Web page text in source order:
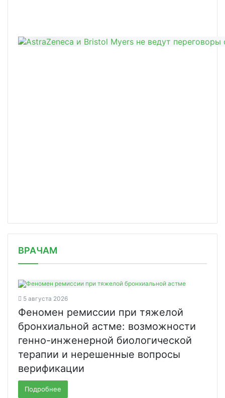
ВРАЧАМ
5 августа 2026
Феномен ремиссии при тяжелой
бронхиальной астме: возможности
генно-инженерной биологической
терапии и нерешенные вопросы
верификации
Подробнее